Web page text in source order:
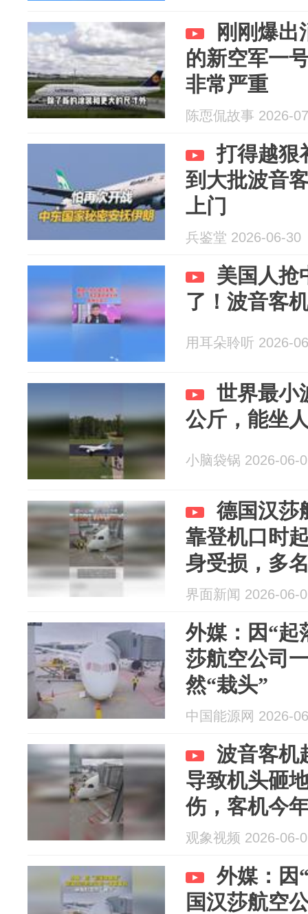
刚刚爆出
的新空军一
非常严重
陈恧侃故事 2026-
打得越狠
到大批波音
上门
兵鉴堂 2026-06-30
美国人抢
了！波音客
用耳朵聆听 2026-
世界最小
公斤，能坐
小脑袋锅 2026-06-
德国汉莎
靠登机口时
身受损，多
界面新闻 2026-06-
外媒：因“起
莎航空公司
然“栽头”
中国能源网 2026-
波音客机
导致机头砸
伤，客机今
观象视频 2026-06-
外媒：因
国汉莎航空